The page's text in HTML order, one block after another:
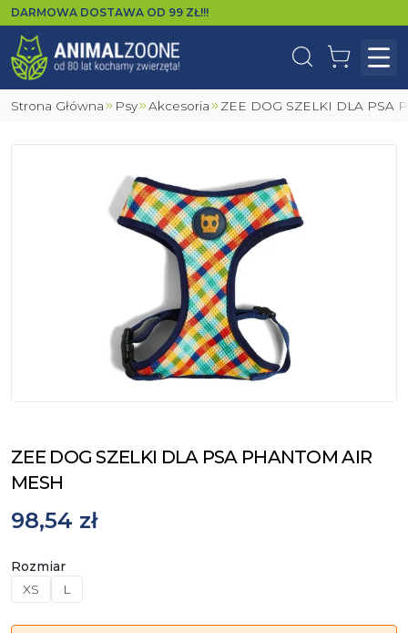
DARMOWA DOSTAWA OD 99 ZŁ!!!
WyszukajKoszyk
Strona Główna Psy Akcesoria ZEE DOG SZELKI DLA PSA
ZEE DOG SZELKI DLA PSA PHANTOM AIR
MESH
98,54 zł
Rozmiar
XS
L